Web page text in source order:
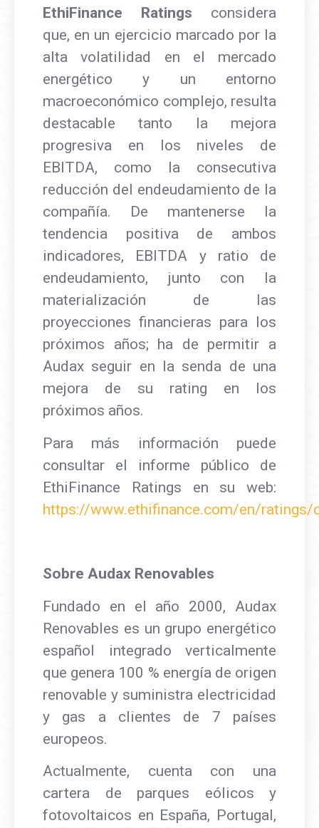
EthiFinance Ratings considera
que, en un ejercicio marcado por la
alta volatilidad en el mercado
energético y un entorno
macroeconómico complejo, resulta
destacable tanto la mejora
progresiva en los niveles de
EBITDA, como la consecutiva
reducción del endeudamiento de la
compañía. De mantenerse la
tendencia positiva de ambos
indicadores, EBITDA y ratio de
endeudamiento, junto con la
materialización de las
proyecciones financieras para los
próximos años; ha de permitir a
Audax seguir en la senda de una
mejora de su rating en los
próximos años.
Para más información puede
consultar el informe público de
EthiFinance Ratings en su web:
https://www.ethifinance.com/en/
Sobre Audax Renovables
Fundado en el año 2000, Audax
Renovables es un grupo energético
español integrado verticalmente
que genera 100 % energía de origen
renovable y suministra electricidad
y gas a clientes de 7 países
europeos.
Actualmente, cuenta con una
cartera de parques eólicos y
fotovoltaicos en España, Portugal,